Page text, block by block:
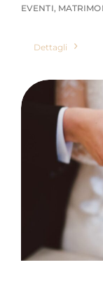
EVENTI,
Dettagli